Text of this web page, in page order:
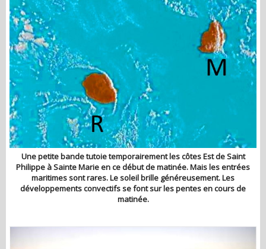
Une petite bande tutoie temporairement les côtes Est de Saint
Philippe à Sainte Marie en ce début de matinée. Mais les entrées
maritimes sont rares. Le soleil brille généreusement. Les
développements convectifs se font sur les pentes en cours de
matinée.